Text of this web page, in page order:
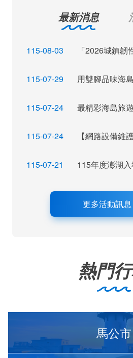
最新消息
115-08-03
115-07-29
115-07-24
115-07-24
115-07-21
更多活動訊息
熱門
馬公市